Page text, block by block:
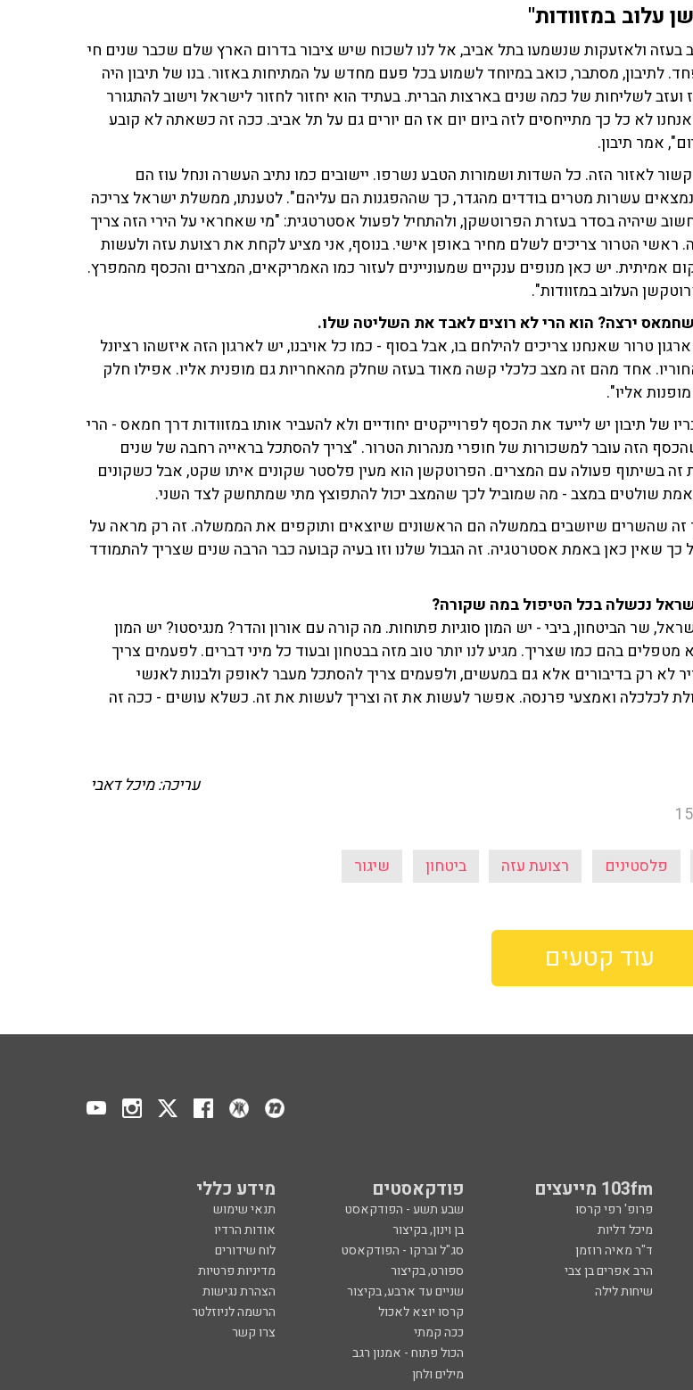
עלוב במזוודות"
בעזה ולאזעקות שנשמעו בתל אביב, אל לנו לשכוח שיש ציבור בדרום הארץ שלם שכבר שנים חי
לתיבון, מסתבר, כואב במיוחד לשמוע בכל פעם מחדש על המתיחות באזור. בנו של תיבון היה
ועזב לשליחות של כמה שנים בארצות הברית. בעתיד הוא יחזור לחזור לישראל וישוב להתגורר
לא כל כך מתייחסים לזה ביום יום אז הם יורים גם על תל אביב. ככה זה כשאתה לא קובע
אמר תיבון.
לאזור הזה. כל השדות ושמורות הטבע נשרפו. יישובים כמו נתיב העשרה ונחל עוז הם
עשרות מטרים בודדים מהגדר, כך שההפגנות הם עליהם". לטענתו, ממשלת ישראל צריכה
שיהיה בסדר בעזרת הפרוטשקן, ולהתחיל לפעול אסטרטגית: "מי שאחראי על הירי הזה צריך
ראשי הטרור צריכים לשלם מחיר באופן אישי. בנוסף, אני מציע לקחת את רצועת עזה ולעשות
אמיתית. יש כאן מנופים ענקיים שמעוניינים לעזור כמו האמריקאים, המצרים והכסף מהמפרץ.
העלוב במזוודות".
ירצה? הוא הרי לא רוצים לאבד את השליטה שלו.
טרור שאנחנו צריכים להילחם בו, אבל בסוף - כמו כל אויבנו, יש לארגון הזה איזשהו רציונל
אחד מהם זה מצב כלכלי קשה מאוד בעזה שחלק מהאחריות גם מופנית אליו. אפילו חלק
אליו".
של תיבון יש לייעד את הכסף לפרוייקטים יחודיים ולא להעביר אותו במזוודות דרך חמאס - הרי
הזה עובר למשכורות של חופרי מנהרות הטרור. "צריך להסתכל בראייה רחבה של שנים
זה בשיתוף פעולה עם המצרים. הפרוטקשן הוא מעין פלסטר שקונים איתו שקט, אבל כשקונים
שולטים במצב - מה שמוביל לכך שהמצב יכול להתפוצץ מתי שמתחשק לצד השני.
זה שהשרים שיושבים בממשלה הם הראשונים שיוצאים ותוקפים את הממשלה. זה רק מראה על
כך שאין כאן באמת אסטרטגיה. זה הגבול שלנו וזו בעיה קבועה כבר הרבה שנים שצריך להתמודד
נכשלה בכל הטיפול במה שקורה?
שר הביטחון, ביבי - יש המון סוגיות פתוחות. מה קורה עם אורון והדר? מנגיסטו? יש המון
בהם כמו שצריך. מגיע לנו יותר טוב מזה בבטחון ובעוד כל מיני דברים. לפעמים צריך
לא רק בדיבורים אלא גם במעשים, ולפעמים צריך להסתכל מעבר לאופק ולבנות לאנשי
לכלכלה ואמצעי פרנסה. אפשר לעשות את זה וצריך לעשות את זה. כשלא עושים - ככה זה
עריכה: מיכל דאבי
פלסטינים רצועת עזה ביטחון שיגור
עוד קטעים
103fm מייעצים פודקאסטים מידע כללי
פרופ' רפי קרסו שבע תשע - הפודקאסט
תנאי שימוש
מיכל דליות בן וינון, בקיצור
אודות הרדיו
ד"ר מאיה רוזמן סג"ל וברקו - הפודקאסט
לוח שידורים
הרב אפרים בן צבי ספורט, בקיצור
מדיניות פרטיות
שיחות לילה שניים עד ארבע, בקיצור
הצהרת נגישות
קרסו יוצא לאכול
הרשמה לניוזלטר
ככה קמתי
צרו קשר
הכול פתוח - אמנון רגב
מילים ולחן